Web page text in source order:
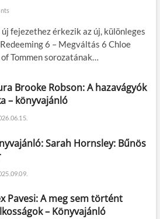
fejezethez érkezik az új, különleges
6 – Megváltás 6 Chloe
Tommen sorozatának…
Brooke Robson: A hazavágyók
– könyvajánló
Sarah Hornsley: Bűnös
Pavesi: A meg sem történt
– Könyvajánló